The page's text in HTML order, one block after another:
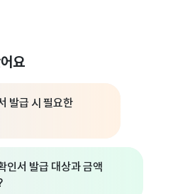
요
발급 시 필요한
인서 발급 대상과 금액